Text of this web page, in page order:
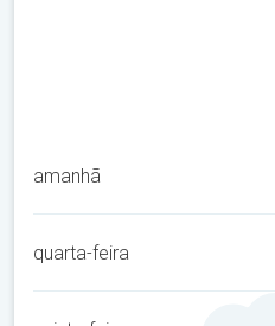
amanhã
quarta-feira